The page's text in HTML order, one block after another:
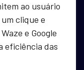
ao usuário
clique e
e Google
eficiência das